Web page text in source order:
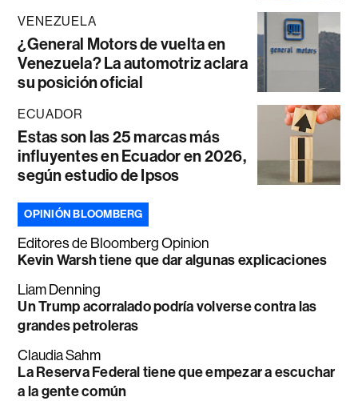
VENEZUELA
¿General Motors de vuelta en
Venezuela? La automotriz aclara
su posición oficial
ECUADOR
Estas son las 25 marcas más
influyentes en Ecuador en 2026,
según estudio de Ipsos
OPINIÓN BLOOMBERG
Editores de Bloomberg Opinion
Kevin Warsh tiene que dar algunas explicaciones
Liam Denning
Un Trump acorralado podría volverse contra las
grandes petroleras
Claudia Sahm
La Reserva Federal tiene que empezar a escuchar
a la gente común